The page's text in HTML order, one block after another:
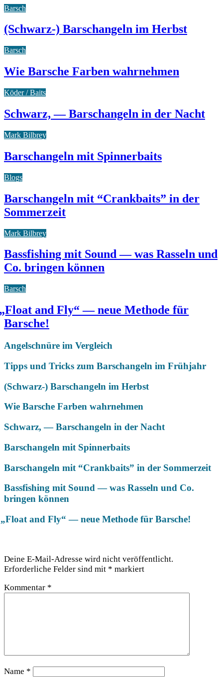
Barsch
(Schwarz-) Barschangeln im Herbst
Barsch
Wie Barsche Farben wahrnehmen
Köder / Baits
Schwarz, — Barschangeln in der Nacht
Mark Bilbrey
Barschangeln mit Spinnerbaits
Blogs
Barschangeln mit “Crankbaits” in der
Sommerzeit
Mark Bilbrey
Bassfishing mit Sound — was Rasseln und
Co. bringen können
Barsch
Float and Fly“ — neue Methode für
Barsche!
Angelschnüre im Vergleich
Tipps und Tricks zum Barschangeln im Frühjahr
(Schwarz-) Barschangeln im Herbst
Wie Barsche Farben wahrnehmen
Schwarz, — Barschangeln in der Nacht
Barschangeln mit Spinnerbaits
Barschangeln mit “Crankbaits” in der Sommerzeit
Bassfishing mit Sound — was Rasseln und Co.
bringen können
„Float and Fly“ — neue Methode für Barsche!
Deine E-Mail-Adresse wird nicht veröffentlicht.
Erforderliche Felder sind mit * markiert
Kommentar *
Name *